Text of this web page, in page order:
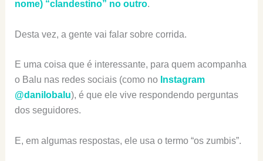
nome) “clandestino” no outro.
Desta vez, a gente vai falar sobre corrida.
E uma coisa que é interessante, para quem acompanha
o Balu nas redes sociais (como no Instagram
@danilobalu), é que ele vive respondendo perguntas
dos seguidores.
E, em algumas respostas, ele usa o termo “os zumbis”.